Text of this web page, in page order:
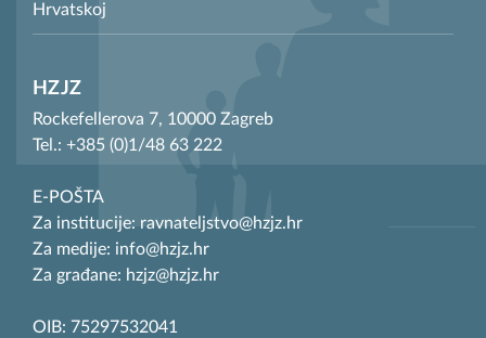
Hrvatskoj
HZJZ
Rockefellerova 7, 10000 Zagreb
Tel.: +385 (0)1/48 63 222
E-POŠTA
Za institucije: ravnateljstvo@hzjz.hr
Za medije: info@hzjz.hr
Za građane: hzjz@hzjz.hr
OIB: 75297532041